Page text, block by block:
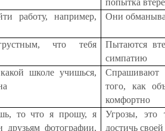
попытка
работу, например,
Они
что тебя
Пытаются
симпатию
школе учишься,
Спрашивают
того, как
комфортно
то что я прошу, я
друзьям фотографии,
Угрозы, это
достичь